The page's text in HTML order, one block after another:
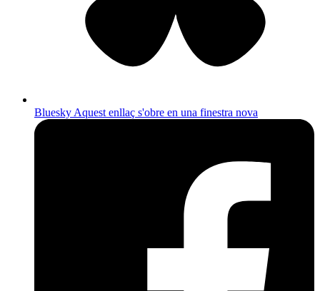
BlueskyAquest enllaç s'obre en una finestra nova